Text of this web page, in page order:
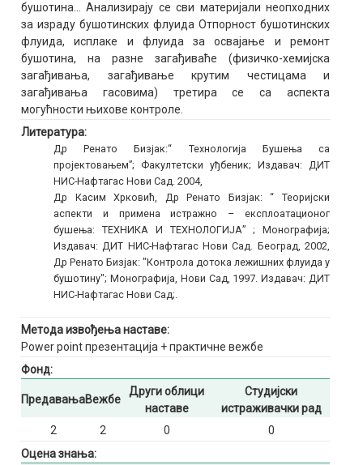
бушотина... Анализирају се сви материјали неопходних
за израду бушотинских флуида Отпорност бушотинских
флуида, исплаке и флуида за освајање и ремонт
бушотина, на разне загађиваће (физичко-хемијска
загађивања, загађивање крутим честицама и
загађивања гасовима) третира се са аспекта
могућности њихове контроле.
Литература:
Др Ренато Бизјак:“ Технологија Бушења са
пројектовањем”; Факултетски уђбеник; Издавач: ДИТ
НИС-Нафтагас Нови Сад. 2004,
Др Касим Хрковић, Др Ренато Бизјак: “ Теоријски
аспекти и примена истражно – експлоатационог
бушења: ТЕХНИКА И ТЕХНОЛОГИЈА” ; Монографија;
Издавач: ДИТ НИС-Нафтагас Нови Сад. Београд, 2002,
Др Ренато Бизјак: "Контрола дотока лежишних флуида у
бушотину"; Монографија, Нови Сад, 1997. Издавач: ДИТ
НИС-Нафтагас Нови Сад;.
Метода извођења наставе:
Power point презентација + практичне вежбе
Фонд:
ПредавањаВежбе
Други облици
наставе
Студијски
истраживачки рад
2
2 0
0
Оцена знања: